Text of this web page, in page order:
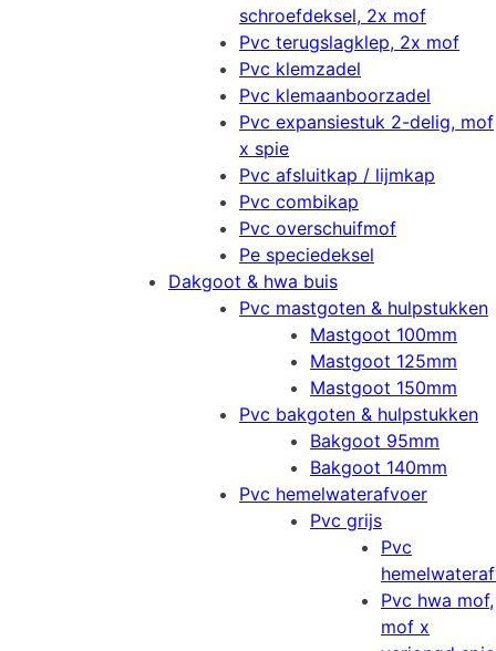
schroefdeksel, 2x mof
Pvc terugslagklep, 2x mof
Pvc klemzadel
Pvc klemaanboorzadel
Pvc expansiestuk 2-delig, mof
x spie
Pvc afsluitkap / lijmkap
Pvc combikap
Pvc overschuifmof
Pe speciedeksel
Dakgoot & hwa buis
Pvc mastgoten & hulpstukken
Mastgoot 100mm
Mastgoot 125mm
Mastgoot 150mm
Pvc bakgoten & hulpstukken
Bakgoot 95mm
Bakgoot 140mm
Pvc hemelwaterafvoer
Pvc grijs
Pvc
Pvc hwa mof,
mof x